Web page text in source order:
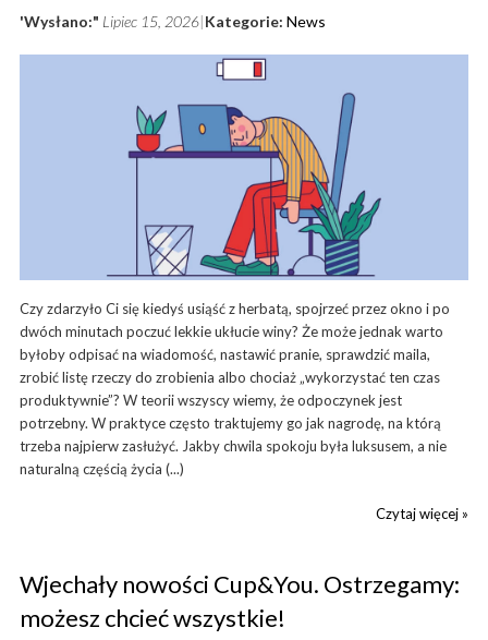
'Wysłano:" Lipiec 15, 2026 Kategorie: News
Czy zdarzyło Ci się kiedyś usiąść z herbatą, spojrzeć przez okno i po
dwóch minutach poczuć lekkie ukłucie winy? Że może jednak warto
byłoby odpisać na wiadomość, nastawić pranie, sprawdzić maila,
zrobić listę rzeczy do zrobienia albo chociaż „wykorzystać ten czas
produktywnie”? W teorii wszyscy wiemy, że odpoczynek jest
potrzebny. W praktyce często traktujemy go jak nagrodę, na którą
trzeba najpierw zasłużyć. Jakby chwila spokoju była luksusem, a nie
naturalną częścią życia (...)
Czytaj więcej »
Wjechały nowości Cup&You. Ostrzegamy:
możesz chcieć wszystkie!